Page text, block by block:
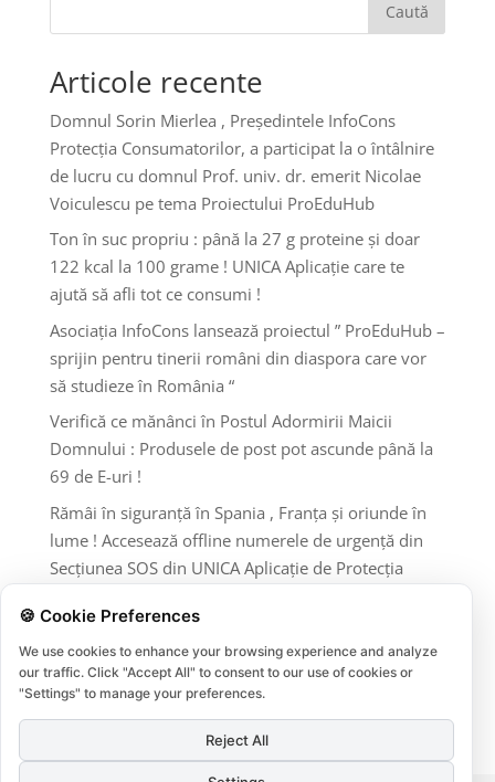
Caută
Articole recente
Domnul Sorin Mierlea , Președintele InfoCons
Protecția Consumatorilor, a participat la o întâlnire
de lucru cu domnul Prof. univ. dr. emerit Nicolae
Voiculescu pe tema Proiectului ProEduHub
Ton în suc propriu : până la 27 g proteine și doar
122 kcal la 100 grame ! UNICA Aplicație care te
ajută să afli tot ce consumi !
Asociația InfoCons lansează proiectul ” ProEduHub –
sprijin pentru tinerii români din diaspora care vor
să studieze în România “
Verifică ce mănânci în Postul Adormirii Maicii
Domnului : Produsele de post pot ascunde până la
69 de E-uri !
Rămâi în siguranță în Spania , Franța și oriunde în
lume ! Accesează offline numerele de urgență din
Secțiunea SOS din UNICA Aplicație de Protecția
Comentarii recente
Niciun comentariu de arătat.
🍪 Cookie Preferences
We use cookies to enhance your browsing experience and analyze
our traffic. Click "Accept All" to consent to our use of cookies or
"Settings" to manage your preferences.
Reject All